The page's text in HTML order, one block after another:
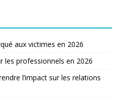
aux victimes en 2026
les professionnels en 2026
l’impact sur les relations